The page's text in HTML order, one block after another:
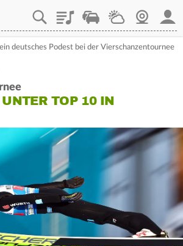
PlaylistStaupilotWetterWebcam
deutsches Podest bei der Vierschanzentournee
TOP 10 IN